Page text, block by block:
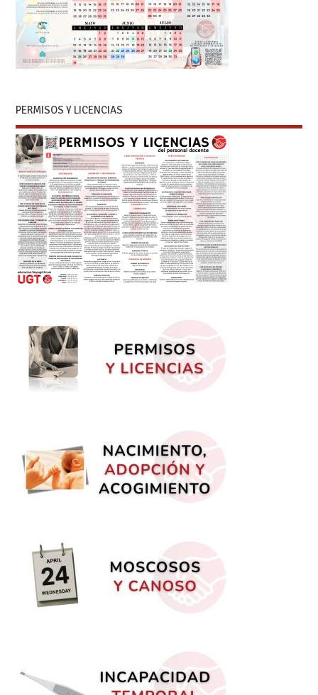
PERMISOS Y LICENCIAS